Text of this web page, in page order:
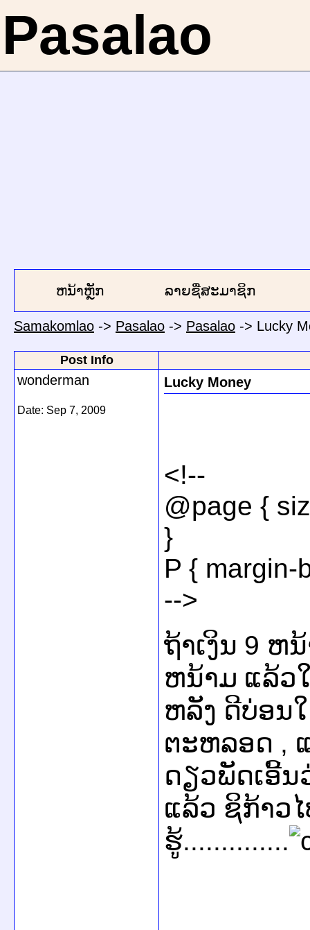
Pasalao
ຫນ້າຫຼັກ ລາຍຊື່ສະມາຊິກ
Samakomlao -> Pasalao -> Pasalao -> Lucky
Post Info
wonderman
Date: Sep 7, 2009
Lucky Money
<!--
@page {
}
P { margin-
-->
ຖ້າເງິນ 9 ຫນ້
ຫນ້າມ ແລ້ວ
ຫລັງ ດີບ່ອນ
ຕະຫລອດ ,
ດຽວພັດເອີ້
ແລ້ວ ຊິກ້າວ
ຮູ້..............